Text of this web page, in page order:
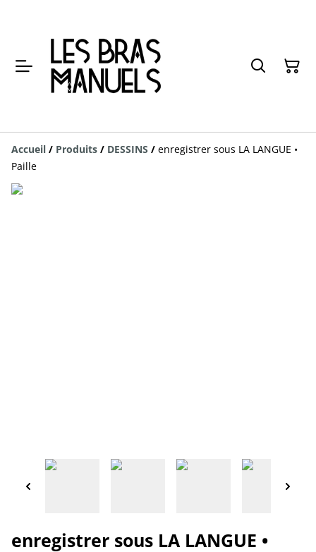
Accueil / Produits / DESSINS / enregistrer sous LA LANGUE •
Paille
enregistrer sous LA LANGUE •